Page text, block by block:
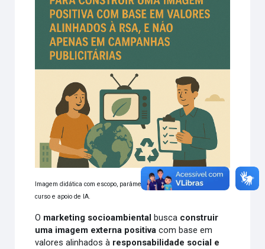
Imagem didática com escopo, parâmetros e ajustes dos autores do
curso e apoio de IA.
O marketing socioambiental busca construir
uma imagem externa positiva com base em
valores alinhados à responsabilidade social e